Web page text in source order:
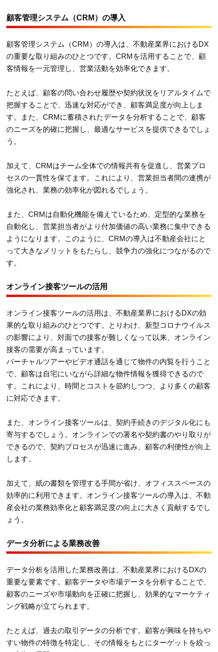
顧客管理システム（CRM）の導入
顧客管理システム（CRM）の導入は、不動産業界におけるDX
の重要な取り組みのひとつです。CRMを活用することで、顧
客情報を一元管理し、営業活動を効率化できます。
たとえば、顧客の問い合わせ履歴や契約状況をリアルタイムで
把握することで、迅速な対応ができ、顧客満足度が向上しま
す。また、CRMに蓄積されたデータを分析することで、顧客
のニーズを的確に把握し、最適なサービスを提供できるでしょ
う。
加えて、CRMはチーム全体での情報共有を促進し、営業プロ
セスの一貫性を保てます。これにより、営業担当者間の連携が
強化され、業務の効率化が図れるでしょう。
また、CRMは自動化機能を備えているため、定型的な業務を
自動化し、営業担当者がより付加価値の高い業務に集中できる
ようになります。このように、CRMの導入は不動産会社にと
って大きなメリットをもたらし、競争力の強化につながるので
す。
オンライン接客ツールの活用
オンライン接客ツールの活用は、不動産業界におけるDXの効
果的な取り組みのひとつです。とりわけ、新型コロナウイルス
の影響により、対面での接客が難しくなって以来、オンライン
接客の需要が高まっています。
バーチャルツアーやビデオ通話を通じて物件の内覧を行うこと
で、顧客は自宅にいながら詳細な物件情報を獲得できるので
す。これにより、時間とコストを節約しつつ、より多くの顧客
に対応できます。
また、オンライン接客ツールは、契約手続きのデジタル化にも
寄与するでしょう。オンラインでの署名や契約書のやり取りが
できるので、契約プロセスが迅速に進み、顧客の利便性が向上
します。
加えて、紙の書類を管理する手間が省け、オフィススペースの
効率的に利用できます。オンライン接客ツールの導入は、不動
産会社の業務効率化と顧客満足度の向上に大きく貢献するでし
ょう。
データ分析による業務改善
データ分析を活用した業務改善は、不動産業界におけるDXの
重要な要素です。顧客データや市場データを分析することで、
顧客のニーズや市場動向を正確に把握し、効果的なマーケティ
ング戦略が立てられます。
たとえば、過去の取引データの分析です。顧客が興味を持ちや
すい物件の特徴を特定し、その情報をもとにターゲットを絞っ